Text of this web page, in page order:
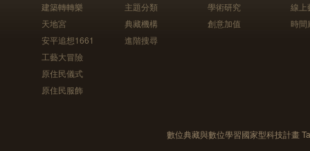
建築轉轉樂
天地宮
安平追想1661
工藝大冒險
原住民儀式
原住民服飾
主題分類
典藏機構
進階搜尋
學術研究
創意加值
線上
時間
數位典藏與數位學習國家型科技計畫